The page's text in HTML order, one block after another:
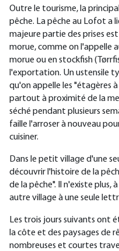
Outre le tourisme, la
pêche. La pêche au Lofot a
majeure partie des prises
morue, comme on l'appelle
morue ou en stockfish
l'exportation. Un ustensile
qu'on appelle les "étagères
partout à proximité de la
séché pendant plusieurs
faille l'arroser à nouveau
cuisiner.
Dans le petit village d'une
découvrir l'histoire de la
de la pêche". Il n'existe plus,
autre village à une seule
Les trois jours suivants ont
la côte et des paysages de
nombreuses et courtes